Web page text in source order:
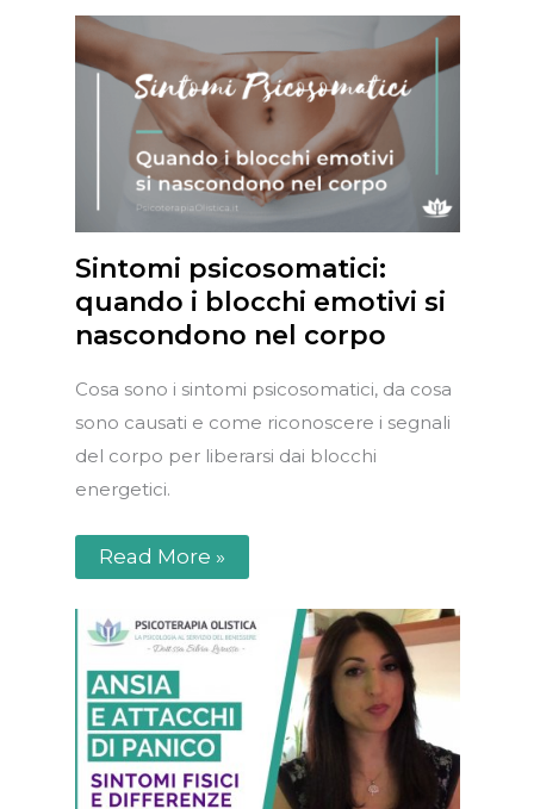
Sintomi psicosomatici:
quando i blocchi emotivi si
nascondono nel corpo
Cosa sono i sintomi psicosomatici, da cosa
sono causati e come riconoscere i segnali
del corpo per liberarsi dai blocchi
energetici.
Read More »